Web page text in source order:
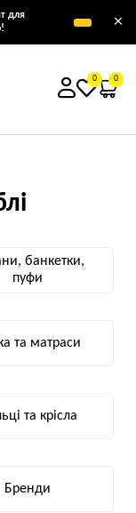
для
×
0 0
банкетки,
пуфи
та матраси
та крісла
Бренди